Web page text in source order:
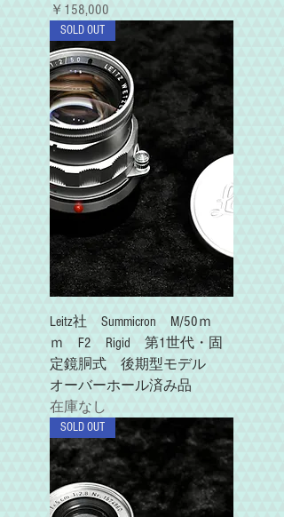
価格
￥158,000
SOLD OUT
Leitz社 Summicron M/50ｍ
ｍ F2 Rigid 第1世代・固
定鏡胴式 後期型モデル
オーバーホール済み品
在庫なし
SOLD OUT